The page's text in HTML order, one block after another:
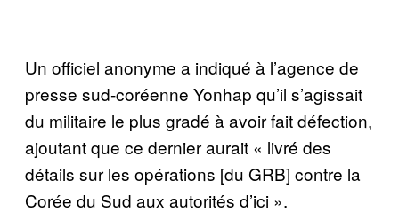
Un officiel anonyme a indiqué à l’agence de
presse sud-coréenne Yonhap qu’il s’agissait
du militaire le plus gradé à avoir fait défection,
ajoutant que ce dernier aurait « livré des
détails sur les opérations [du GRB] contre la
Corée du Sud aux autorités d’ici ».